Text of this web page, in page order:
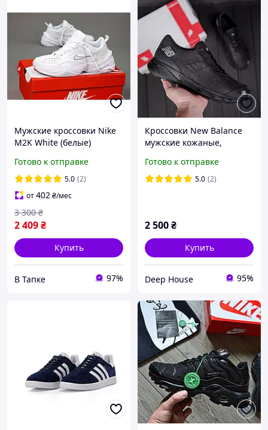
Мужские кроссовки Nike
M2K White (белые)
кожа/текстиль весна-
осень Y14209
Готово к отправке
5.0 (2)
от402₴/мес
2 409₴
3 300 ₴
Купить
В Тапке 97%
Кроссовки New Balance
мужские кожаные,
демисезонные, весна/
осень ЧИТАЙТЕ
Готово к отправке
5.0 (2)
2 500₴
Купить
Deep House 95%